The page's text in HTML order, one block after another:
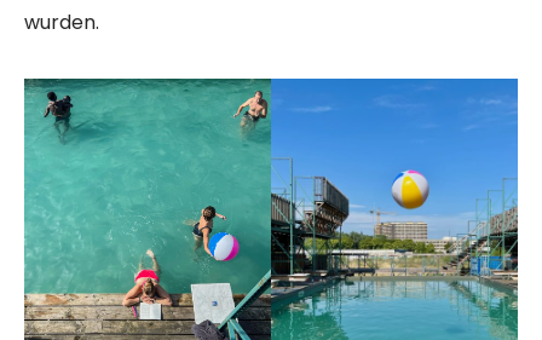
wurden.